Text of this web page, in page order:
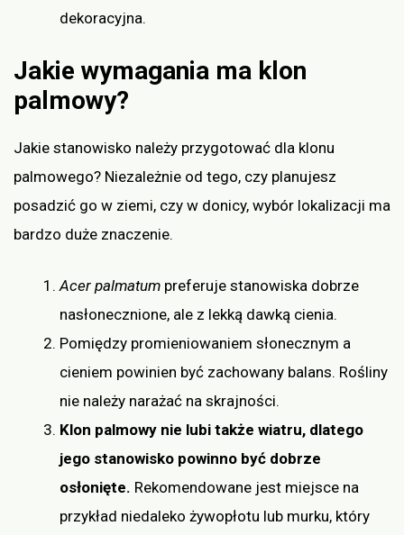
dekoracyjna.
Jakie wymagania ma klon
palmowy?
Jakie stanowisko należy przygotować dla klonu
palmowego? Niezależnie od tego, czy planujesz
posadzić go w ziemi, czy w donicy, wybór lokalizacji ma
bardzo duże znaczenie.
Acer palmatum preferuje stanowiska dobrze
nasłonecznione, ale z lekką dawką cienia.
Pomiędzy promieniowaniem słonecznym a
cieniem powinien być zachowany balans. Rośliny
nie należy narażać na skrajności.
Klon palmowy nie lubi także wiatru, dlatego
jego stanowisko powinno być dobrze
osłonięte. Rekomendowane jest miejsce na
przykład niedaleko żywopłotu lub murku, który